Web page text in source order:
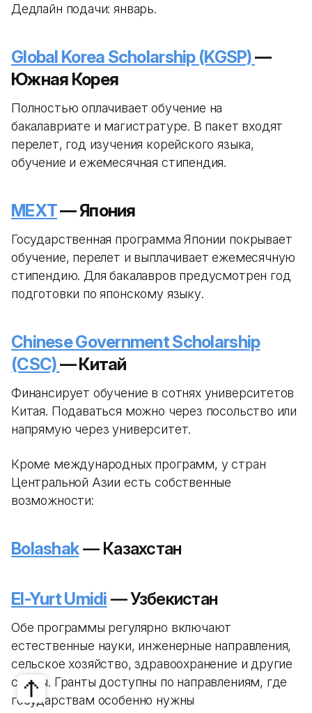
Дедлайн подачи: январь.
Global Korea Scholarship (KGSP)—
Южная Корея
Полностью оплачивает обучение на
бакалавриате и магистратуре. В пакет входят
перелет, год изучения корейского языка,
обучение и ежемесячная стипендия.
MEXT— Япония
Государственная программа Японии покрывает
обучение, перелет и выплачивает ежемесячную
стипендию. Для бакалавров предусмотрен год
подготовки по японскому языку.
Chinese Government Scholarship
(CSC)— Китай
Финансирует обучение в сотнях университетов
Китая. Подаваться можно через посольство или
напрямую через университет.
Кроме международных программ, у стран
Центральной Азии есть собственные
возможности:
Bolashak— Казахстан
El-Yurt Umidi — Узбекистан
Обе программы регулярно включают
естественные науки, инженерные направления,
сельское хозяйство, здравоохранение и другие
сферы. Гранты доступны по направлениям, где
государствам особенно нужны